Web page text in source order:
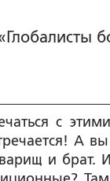
с
А
и брат.